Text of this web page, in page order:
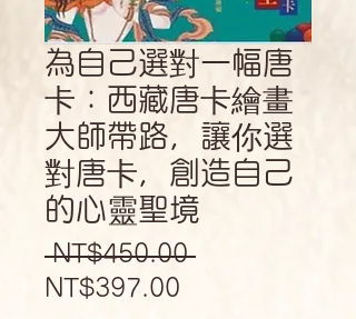
為自己選對一幅唐
卡：西藏唐卡繪畫
大師帶路，讓你選
對唐卡，創造自己
的心靈聖境
NT$450.00 Regular
NT$397.00